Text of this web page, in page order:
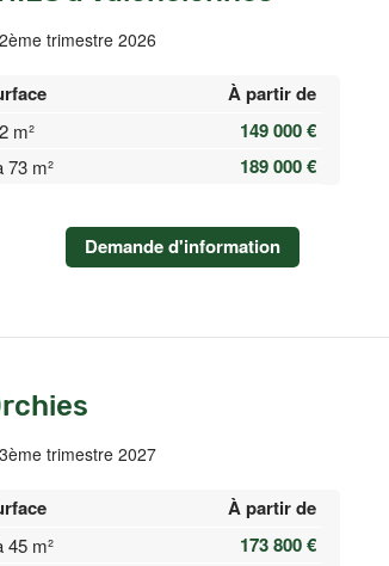
trimestre 2026
À partir de
m² 149 000 €
73 m² 189 000 €
Demande d'information
trimestre 2027
À partir de
45 m² 173 800 €